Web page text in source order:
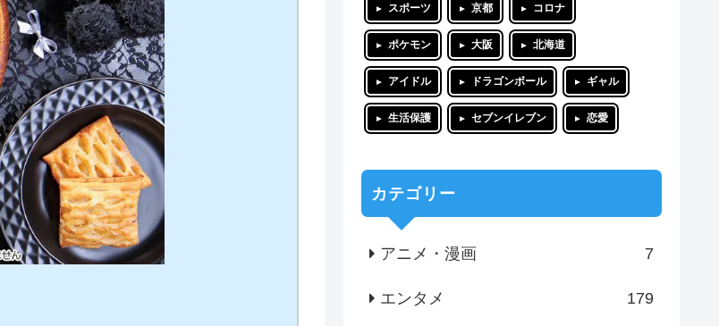
スポーツ 京都 コロナ
ポケモン 大阪 北海道
アイドル ドラゴンボール ギャル
生活保護 セブンイレブン 恋愛
カテゴリー
アニメ・漫画 7
エンタメ 179